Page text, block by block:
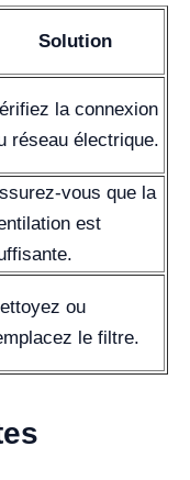
Solution
la connexion
réseau électrique.
vous que la
est
ou
le filtre.